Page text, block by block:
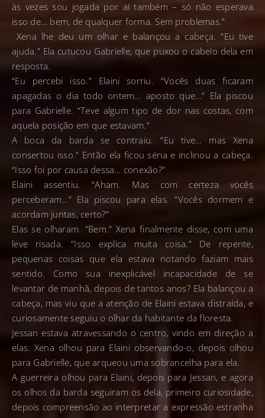
às vezes sou jogada por aí também – só não esperava
isso de… bem, de qualquer forma. Sem problemas.”
Xena lhe deu um olhar e balançou a cabeça. “Eu tive
ajuda.” Ela cutucou Gabrielle, que puxou o cabelo dela em
resposta.
“Eu percebi isso.” Elaini sorriu. “Vocês duas ficaram
apagadas o dia todo ontem… aposto que…” Ela piscou
para Gabrielle. “Teve algum tipo de dor nas costas, com
aquela posição em que estavam.”
A boca da barda se contraiu. “Eu tive… mas Xena
consertou isso.” Então ela ficou séria e inclinou a cabeça.
“Isso foi por causa dessa… conexão?”
Elaini assentiu. “Aham. Mas com certeza vocês
perceberam…” Ela piscou para elas. “Vocês dormem e
acordam juntas, certo?”
Elas se olharam. “Bem.” Xena finalmente disse, com uma
leve risada. “Isso explica muita coisa.” De repente,
pequenas coisas que ela estava notando faziam mais
sentido. Como sua inexplicável incapacidade de se
levantar de manhã, depois de tantos anos? Ela balançou a
cabeça, mas viu que a atenção de Elaini estava distraída, e
curiosamente seguiu o olhar da habitante da floresta.
Jessan estava atravessando o centro, vindo em direção a
elas. Xena olhou para Elaini observando-o, depois olhou
para Gabrielle, que arqueou uma sobrancelha para ela.
A guerreira olhou para Elaini, depois para Jessan, e agora
os olhos da barda seguiram os dela, primeiro curiosidade,
depois compreensão ao interpretar a expressão estranha